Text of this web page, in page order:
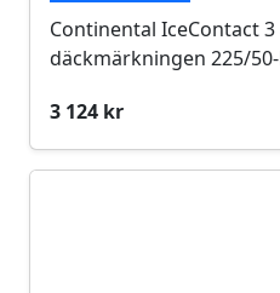
Continental IceContact
däckmärkningen 225/50-
3 124 kr